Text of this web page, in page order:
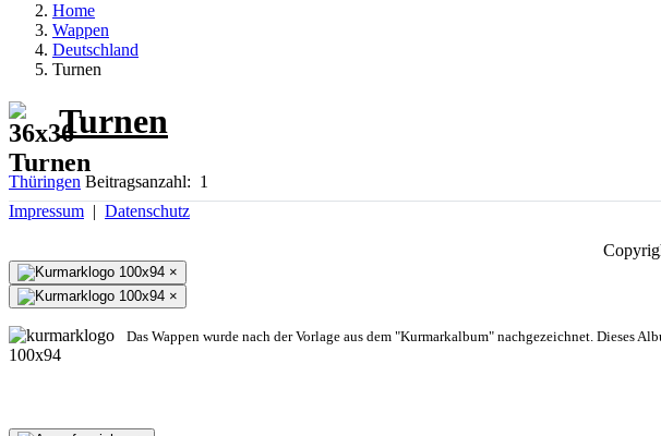
Home
Wappen
Deutschland
Turnen
Turnen
Thüringen Beitragsanzahl: 1
Impressum | Datenschutz
×
×
Das Wappen wurde nach der Vorlage aus dem "Kurmarkalbum" nachgezeichnet. Dieses